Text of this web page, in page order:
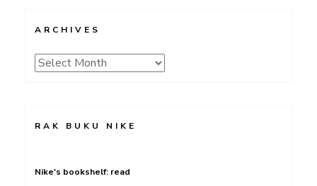
ARCHIVES
Archives
RAK BUKU NIKE
Nike's bookshelf: read